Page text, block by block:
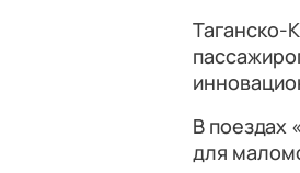
Таганско-
В поездах
для